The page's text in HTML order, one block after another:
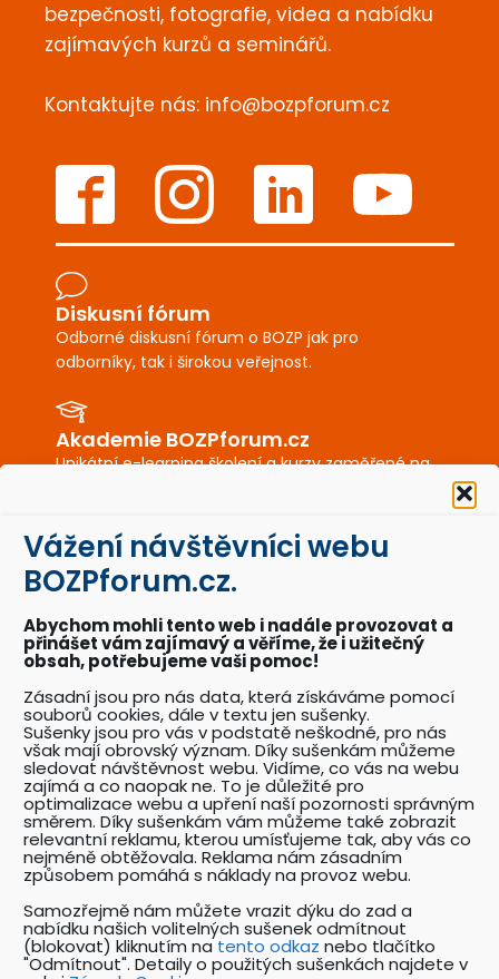
Vážení návštěvníci webu
BOZPforum.cz.
Abychom mohli tento web i nadále provozovat a
přinášet vám zajímavý a věříme, že i užitečný
obsah, potřebujeme vaši pomoc!
Zásadní jsou pro nás data, která získáváme pomocí
souborů cookies, dále v textu jen sušenky.
Sušenky jsou pro vás v podstatě neškodné, pro nás
však mají obrovský význam. Díky sušenkám můžeme
sledovat návštěvnost webu. Vidíme, co vás na webu
zajímá a co naopak ne. To je důležité pro
optimalizace webu a upření naší pozornosti správným
směrem. Díky sušenkám vám můžeme také zobrazit
relevantní reklamu, kterou umísťujeme tak, aby vás co
nejméně obtěžovala. Reklama nám zásadním
způsobem pomáhá s náklady na provoz webu.
Samozřejmě nám můžete vrazit dýku do zad a
nabídku našich volitelných sušenek odmítnout
(blokovat) kliknutím natento odkaz nebo tlačítko
"Odmítnout". Detaily o použitých sušenkách najdete v
bezpečnosti, fotografie, videa a nabídku
zajímavých kurzů a seminářů.
Kontaktujte nás: info@bozpforum.cz
Diskusní fórum
Odborné diskusní fórum o BOZP jak pro
odborníky, tak i širokou veřejnost.
Akademie BOZPforum.cz
Unikátní e-learning školení a kurzy zaměřené na
BOZPkestazeni.cz
Desítky profesionálně připravených vzorových
dokumentů a posterů BOZP a PO.
Akce BOZPforum.cz
Přehled pořádaných akcí se zaměřením na
problematiku BOZP.
Katalog odborníků BOZP
Přehledný katalog odborníků pracujících v
oboru BOZP a souvisejících oborech.
Nabídky práce v oboru BOZP
Unikátní katalog pracovních nabídek v oboru